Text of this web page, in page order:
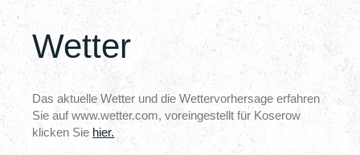
Wetter
Das aktuelle Wetter und die Wettervorhersage erfahren
Sie auf www.wetter.com, voreingestellt für Koserow
klicken Sie hier.